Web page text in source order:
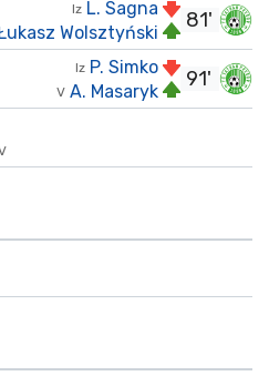
81'
Iz L. Sagna
Wolsztyński
91'
Iz P. Simko
V A. Masaryk